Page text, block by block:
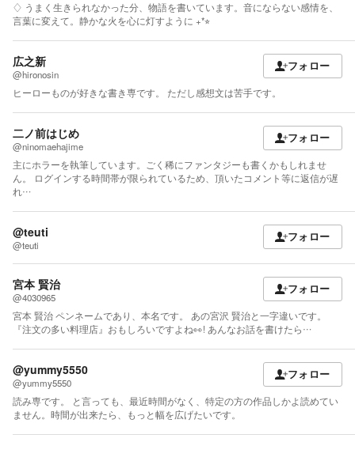
♢ うまく生きられなかった分、物語を書いています。音にならない感情を、
言葉に変えて。静かな火を心に灯すように +*⭐︎
広之新
@hironosin
フォロー
ヒーローものが好きな書き専です。 ただし感想文は苦手です。
二ノ前はじめ
@ninomaehajime
フォロー
主にホラーを執筆しています。ごく稀にファンタジーも書くかもしれませ
ん。 ログインする時間帯が限られているため、頂いたコメント等に返信が遅
れ…
@teuti
@teuti
フォロー
宮本 賢治
@4030965
フォロー
宮本 賢治 ペンネームであり、本名です。 あの宮沢 賢治と一字違いです。
『注文の多い料理店』おもしろいですよね👀! あんなお話を書けたら…
@yummy5550
@yummy5550
フォロー
読み専です。 と言っても、最近時間がなく、特定の方の作品しかよ読めてい
ません。時間が出来たら、もっと幅を広げたいです。